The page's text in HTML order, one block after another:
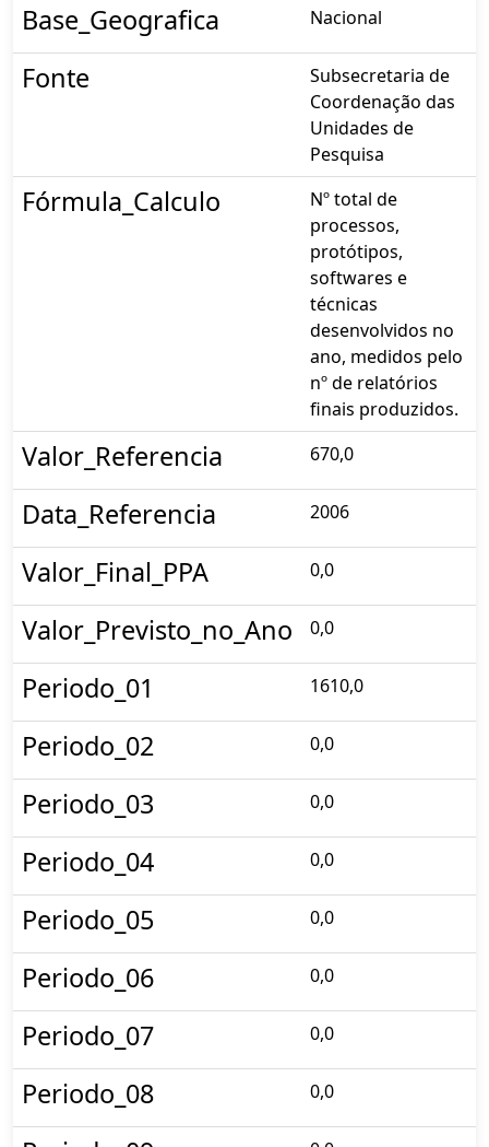
Base_Geografica Nacional
Fonte
Subsecretaria de
Coordenação das
Unidades de
Pesquisa
Fórmula_Calculo
Nº total de
processos,
protótipos,
softwares e
técnicas
desenvolvidos no
ano, medidos pelo
nº de relatórios
finais produzidos.
Valor_Referencia 670,0
Data_Referencia 2006
Valor_Final_PPA 0,0
Valor_Previsto_no_Ano 0,0
Periodo_01 1610,0
Periodo_02 0,0
Periodo_03 0,0
Periodo_04 0,0
Periodo_05 0,0
Periodo_06 0,0
Periodo_07 0,0
Periodo_08 0,0